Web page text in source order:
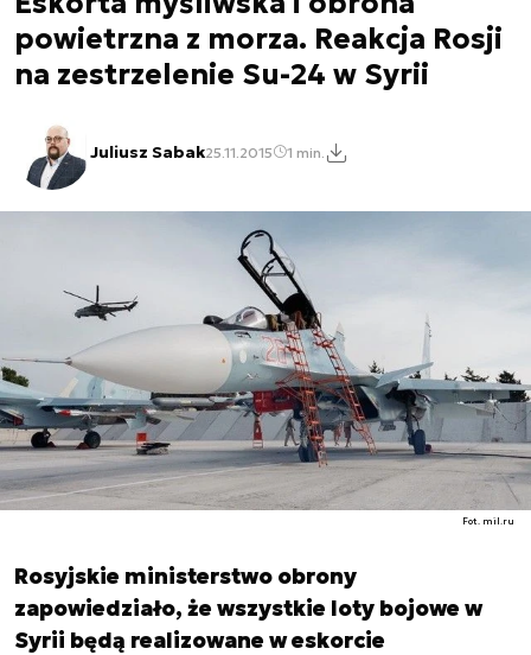
powietrzna z morza. Reakcja Rosji
na zestrzelenie Su-24 w Syrii
Juliusz Sabak25.11.2015 1 min.
Fot. mil.ru
Rosyjskie ministerstwo obrony
zapowiedziało, że wszystkie loty bojowe w
Syrii będą realizowane w eskorcie